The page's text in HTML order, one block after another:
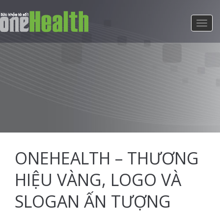
ONEHEALTH – THƯƠNG
HIỆU VÀNG, LOGO VÀ
SLOGAN ẤN TƯỢNG